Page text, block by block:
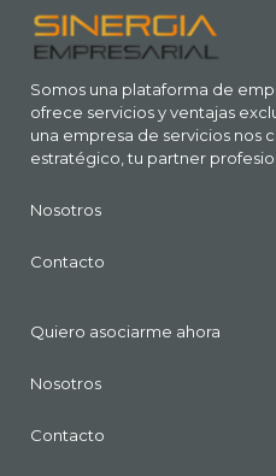
Somos una plataforma de
ofrece servicios y ventajas
una empresa de servicios nos
estratégico, tu partner
Nosotros
Contacto
Quiero asociarme ahora
Nosotros
Contacto